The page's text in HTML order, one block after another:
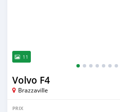
11
Volvo F4
Brazzaville
PRIX